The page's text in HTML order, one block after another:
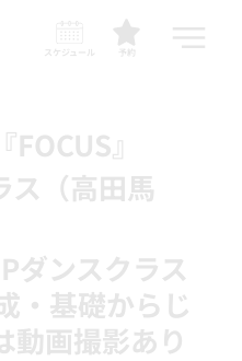
予約
スケジュール
』
ス（高田馬
ダンスクラス
・基礎からじ
動画撮影あり